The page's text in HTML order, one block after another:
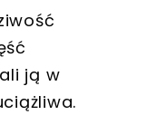
ją w